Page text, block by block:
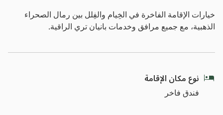
خيارات الإقامة الفاخرة في الخِيام والفِلل بين رمال الصحراء
الذهبية، مع جميع مرافق وخدمات بانيان تري الراقية.
نوع مكان الإقامة
فندق فاخر